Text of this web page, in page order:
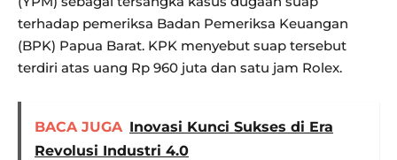
terhadap pemeriksa Badan Pemeriksa Keuangan
(BPK) Papua Barat. KPK menyebut suap tersebut
terdiri atas uang Rp 960 juta dan satu jam Rolex.
BACA JUGA Inovasi Kunci Sukses di Era
Revolusi Industri 4.0